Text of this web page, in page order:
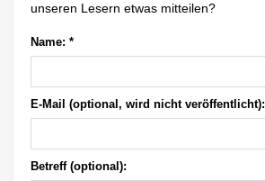
unseren Lesern etwas mitteilen?
Name: *
E-Mail (optional, wird nicht veröffentlicht):
Betreff (optional):